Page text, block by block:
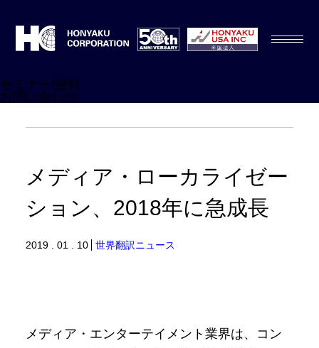
セミナー/資料
お問い合わせ
メディア・ローカライゼー
ション、2018年に急成長
2019 . 01 . 10 世界翻訳ニュース
メディア・エンターテイメント業界は、コン